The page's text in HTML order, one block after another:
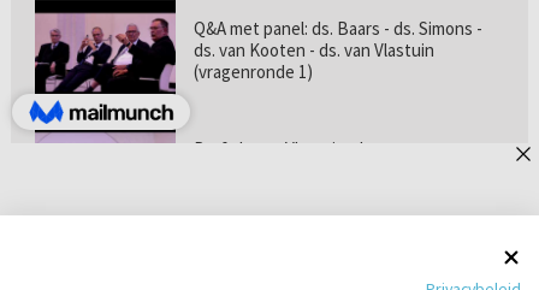
Q&A met panel: ds. Baars - ds. Simons -
ds. van Kooten - ds. van Vlastuin
(vragenronde 1)
Prof. dr. van Vlastuin - Is